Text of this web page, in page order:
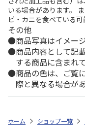
いる場合があります。
ビ・カニを食べている可
その他
商品写真はイメージ
商品内容として記
する商品に含まれ
商品の色は、ご覧
際と異なる場合が
ホーム ショップ一覧